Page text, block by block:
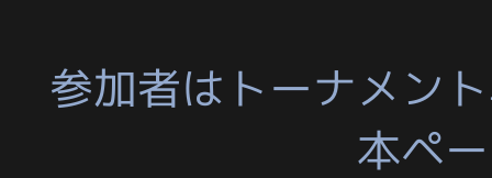
参加者はトーナメン
本ペ